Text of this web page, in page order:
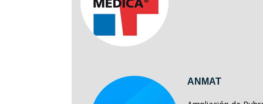
ANMAT